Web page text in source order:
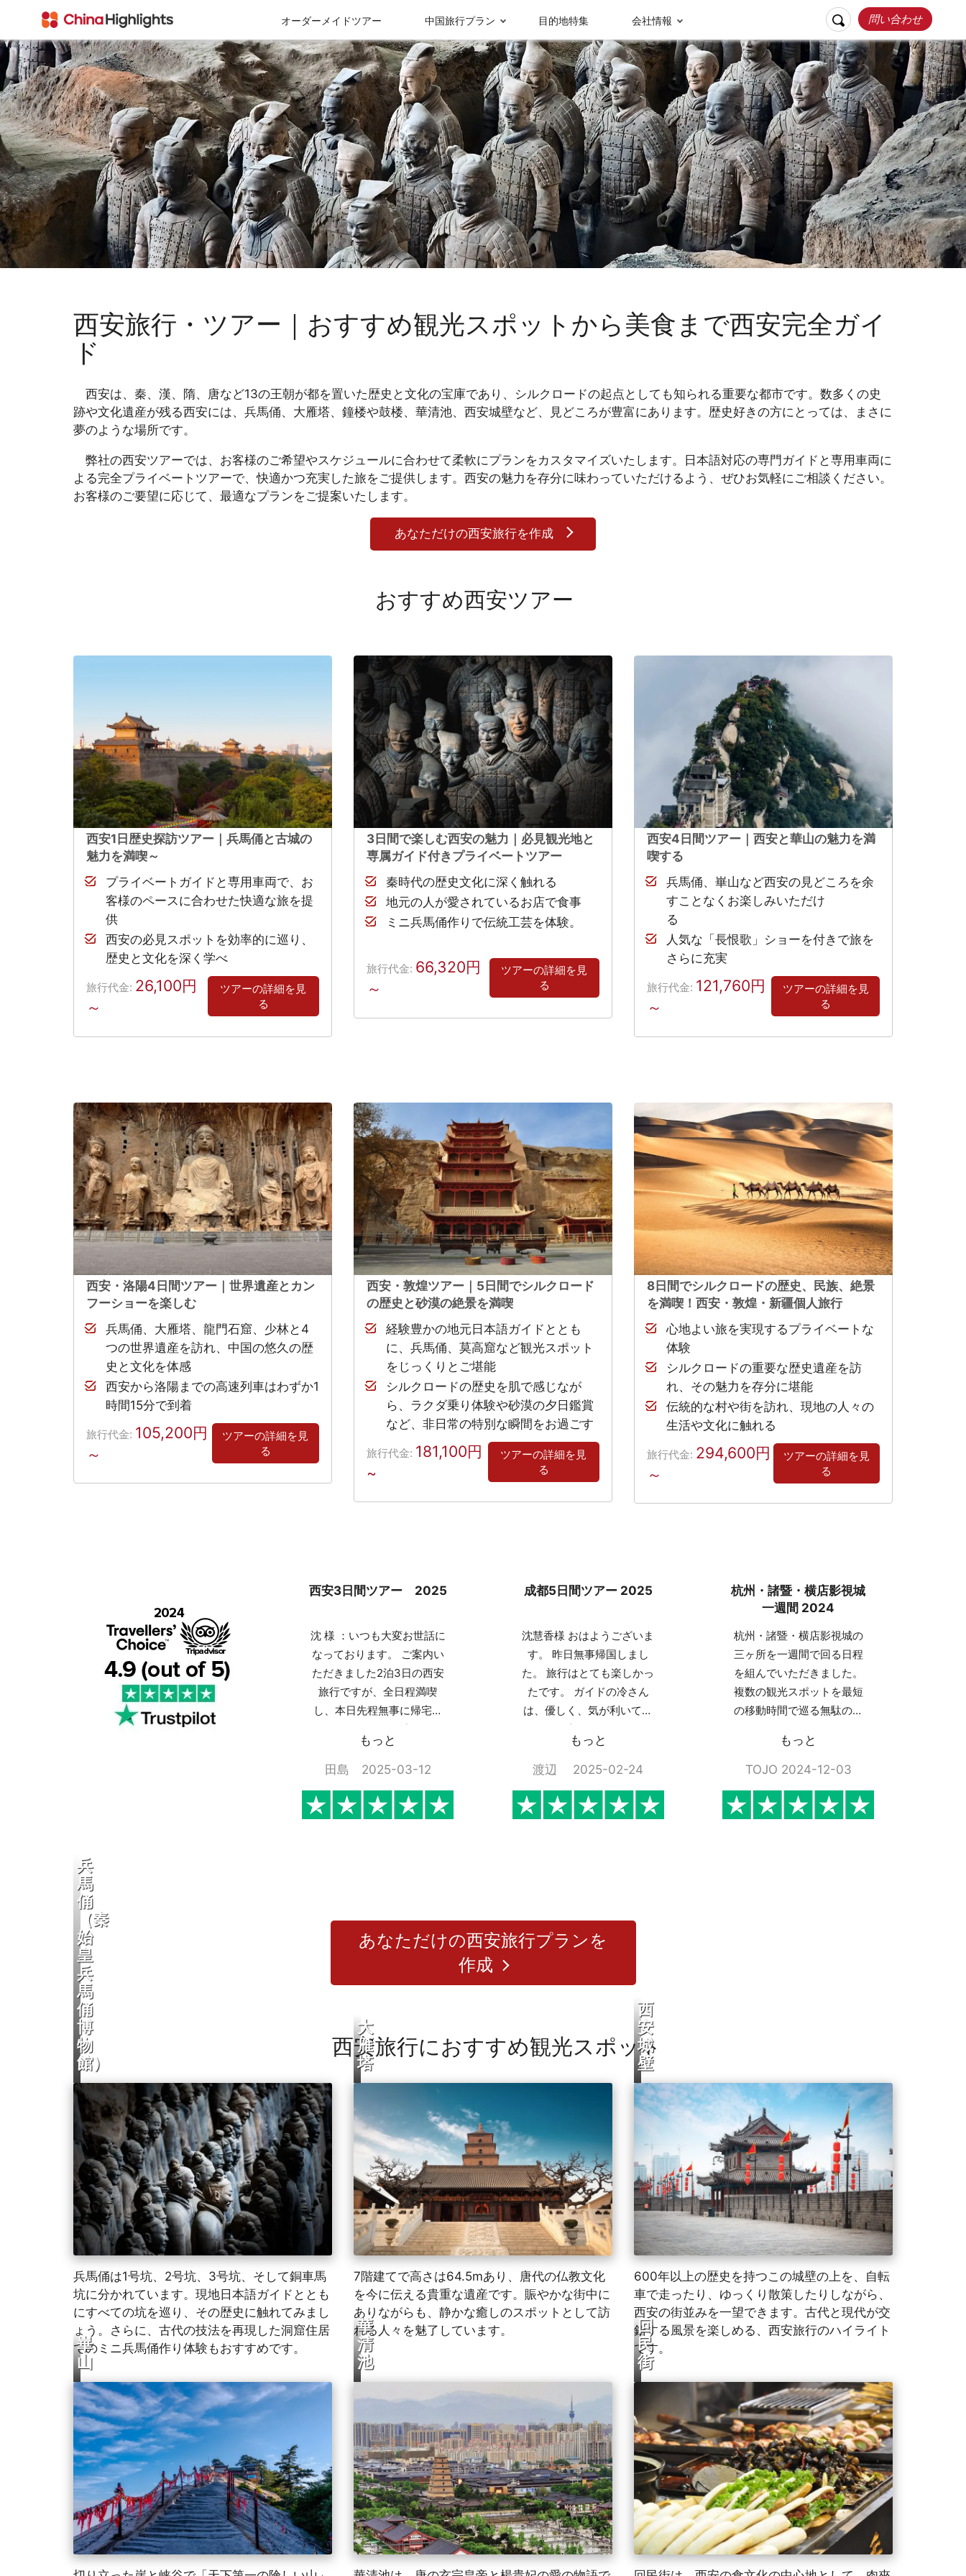
オーダーメイドツアー 中国旅行プラン
チベット 西安 九寨溝 成都 張家界 桂林
目的地特集 会社情報
会社情報
私たちについて グループ情報
受賞実績＆メディ
ア報
お客様の声
リスポンシブルト
ラベル
問い合わせ
西安旅行・ツアー｜おすすめ観光スポットから美食まで西安完全ガイ
ド
西安は、秦、漢、隋、唐など13の王朝が都を置いた歴史と文化の宝庫であり、シルクロードの起点としても知られる重要な都市です。数多くの史
跡や文化遺産が残る西安には、兵馬俑、大雁塔、鐘楼や鼓楼、華清池、西安城壁など、見どころが豊富にあります。歴史好きの方にとっては、まさに
夢のような場所です。
弊社の西安ツアーでは、お客様のご希望やスケジュールに合わせて柔軟にプランをカスタマイズいたします。日本語対応の専門ガイドと専用車両に
よる完全プライベートツアーで、快適かつ充実した旅をご提供します。西安の魅力を存分に味わっていただけるよう、ぜひお気軽にご相談ください。
お客様のご要望に応じて、最適なプランをご提案いたします。
あなただけの西安旅行を作成
おすすめ西安ツアー
西安1日歴史探訪ツアー｜兵馬俑と古城の
魅力を満喫～
プライベートガイドと専用車両で、お
客様のペースに合わせた快適な旅を提
供
西安の必見スポットを効率的に巡り、
歴史と文化を深く学べ
旅行代金: 26,100円
～
ツアーの詳細を見
る
3日間で楽しむ西安の魅力｜必見観光地と
専属ガイド付きプライベートツアー
秦時代の歴史文化に深く触れる
地元の人が愛されているお店で食事
ミニ兵馬俑作りで伝統工芸を体験。
旅行代金: 66,320円
～
ツアーの詳細を見
る
西安4日間ツアー｜西安と華山の魅力を満
喫する
兵馬俑、崋山など西安の見どころを余
すことなくお楽しみいただけ
る
人気な「長恨歌」ショーを付きで旅を
さらに充実
旅行代金: 121,760円
～
ツアーの詳細を見
る
西安・洛陽4日間ツアー｜世界遺産とカン
フーショーを楽しむ
兵馬俑、大雁塔、龍門石窟、少林と4
つの世界遺産を訪れ、中国の悠久の歴
史と文化を体感
西安から洛陽までの高速列車はわずか1
時間15分で到着
旅行代金: 105,200円
～
ツアーの詳細を見
る
西安・敦煌ツアー｜5日間でシルクロード
の歴史と砂漠の絶景を満喫
経験豊かの地元日本語ガイドととも
に、兵馬俑、莫高窟など観光スポット
をじっくりとご堪能
シルクロードの歴史を肌で感じなが
ら、ラクダ乗り体験や砂漠の夕日鑑賞
など、非日常の特別な瞬間をお過ごす
旅行代金: 181,100円
~
ツアーの詳細を見
る
8日間でシルクロードの歴史、民族、絶景
を満喫！西安・敦煌・新疆個人旅行
心地よい旅を実現するプライベートな
体験
シルクロードの重要な歴史遺産を訪
れ、その魅力を存分に堪能
伝統的な村や街を訪れ、現地の人々の
生活や文化に触れる
旅行代金: 294,600円
～
ツアーの詳細を見
る
西安3日間ツアー 2025
沈 様 ：いつも大変お世話に
なっております。 ご案内い
ただきました2泊3日の西安
旅行ですが、全日程満喫
し、本日先程無事に帰宅い
たしました。 この度は色々
とプランニングいただき本
当に有難うございました。
様もとても親切で、私たち
家族にとりましてとても良
もっと
田島 2025-03-12
成都5日間ツアー 2025
沈慧香様 おはようございま
す。 昨日無事帰国しまし
た。 旅行はとても楽しかっ
たです。 ガイドの冷さん
は、優しく、気が利いて、
こちらが言わなくても細か
い配慮ができ、 自分が思っ
ていた以上の大満足な旅行
ございました。 またぜひ中
国に行きたいと思います。
もっと
渡辺 2025-02-24
杭州・諸暨・横店影視城
一週間 2024
杭州・諸暨・横店影視城の
三ヶ所を一週間で回る日程
を組んでいただきました。
複数の観光スポットを最短
の移動時間で巡る無駄のな
リクエストの他に南潯古鎮
や京杭大運河博物館も加え
旅行となりました。ガイド
の殷さんがとても優秀な方
もっと
TOJO 2024-12-03
あなただけの西安旅行プランを
作成
西安旅行におすすめ観光スポット
兵
馬
俑
（秦
始
皇
兵
馬
俑
博
物
館）
兵馬俑は1号坑、2号坑、3号坑、そして銅車馬
坑に分かれています。現地日本語ガイドととも
にすべての坑を巡り、その歴史に触れてみまし
ょう。さらに、古代の技法を再現した洞窟住居
でのミニ兵馬俑作り体験もおすすめです。
大
雁
塔
7階建てで高さは64.5mあり、唐代の仏教文化
を今に伝える貴重な遺産です。賑やかな街中に
ありながらも、静かな癒しのスポットとして訪
れる人々を魅了しています。
西
安
城
壁
600年以上の歴史を持つこの城壁の上を、自転
車で走ったり、ゆっくり散策したりしながら、
西安の街並みを一望できます。古代と現代が交
錯する風景を楽しめる、西安旅行のハイライト
です。
崋
山
華
清
池
回
民
街